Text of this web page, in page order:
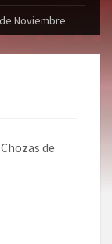
Noviembre
de